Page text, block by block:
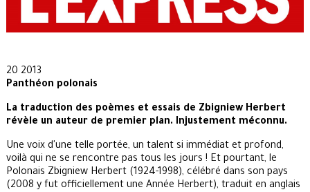
20 2013
Panthéon polonais
La traduction des poèmes et essais de Zbigniew Herbert
révèle un auteur de premier plan. Injustement méconnu.
Une voix d'une telle portée, un talent si immédiat et profond,
voilà qui ne se rencontre pas tous les jours ! Et pourtant, le
Polonais Zbigniew Herbert (1924-1998), célébré dans son pays
(2008 y fut officiellement une Année Herbert), traduit en anglais